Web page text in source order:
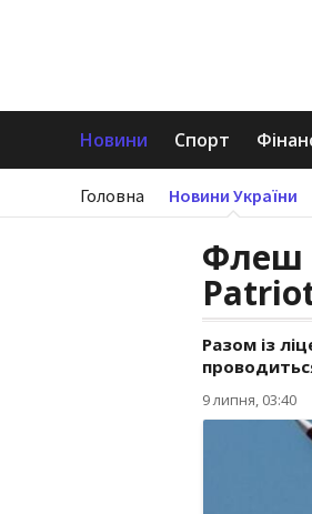
Новини Спорт
Головна Новини України
Флеш
Разом із
9 липня, 03:40